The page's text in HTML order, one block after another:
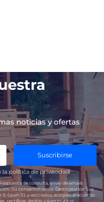
noticias y ofertas
Suscribirse
lapolítica de privacidad
Respuesta de consulta, envío de emails
Su consentimiento. Destinatarios:Sus
Spain SL y asociados, acogido al acuerdo
rectificar, limitar y suprimir tus